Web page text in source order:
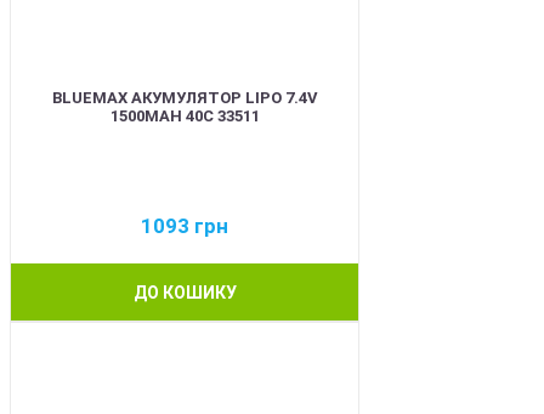
BLUEMAX АКУМУЛЯТОР LIPO 7.4V
1500MAH 40C 33511
1093 грн
ДО КОШИКУ